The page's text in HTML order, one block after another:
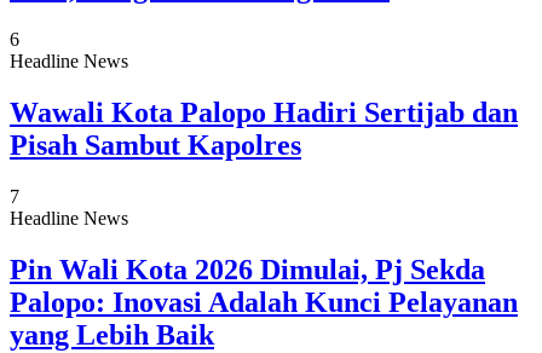
6
Headline News
Wawali Kota Palopo Hadiri Sertijab dan
Pisah Sambut Kapolres
7
Headline News
Pin Wali Kota 2026 Dimulai, Pj Sekda
Palopo: Inovasi Adalah Kunci Pelayanan
yang Lebih Baik